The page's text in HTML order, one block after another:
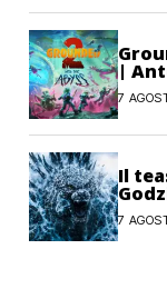
|
7
Il
7